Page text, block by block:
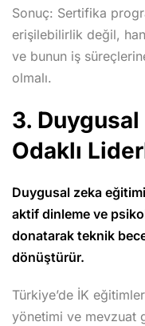
Sonuç: Sertifika
erişilebilirlik değil,
ve bunun iş
olmalı.
3.
Odaklı
Duygusal zeka
aktif dinleme ve
donatarak teknik
dönüştürür.
Türkiye’de İK
yönetimi ve mevzuat